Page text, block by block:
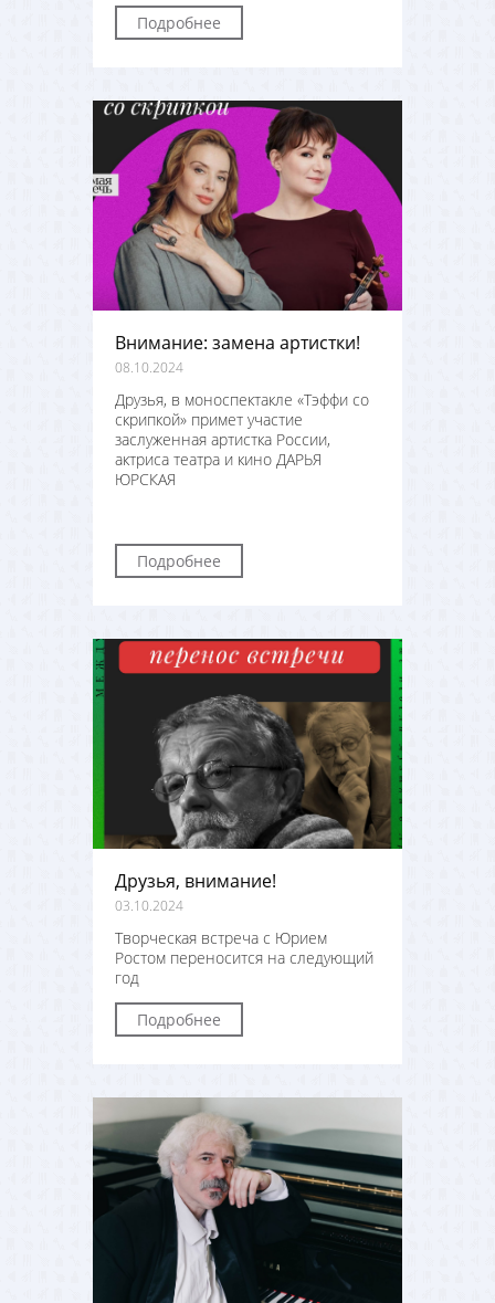
Подробнее
Внимание: замена артистки!
08.10.2024
Друзья, в моноспектакле «Тэффи со
скрипкой» примет участие
заслуженная артистка России,
актриса театра и кино ДАРЬЯ
ЮРСКАЯ
Подробнее
Друзья, внимание!
03.10.2024
Творческая встреча с Юрием
Ростом переносится на следующий
год
Подробнее